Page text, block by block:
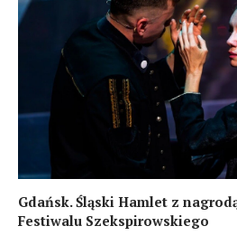
Gdańsk. Śląski Hamlet z
Festiwalu Szekspirowskiego